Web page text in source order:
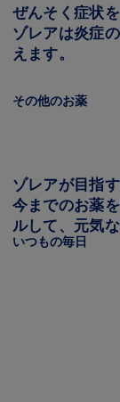
ぜんそく症状
ゾレアは炎症
えます。
その他のお薬
Image
ゾレアが目指
今までのお薬
ルして、元気
いつもの毎日